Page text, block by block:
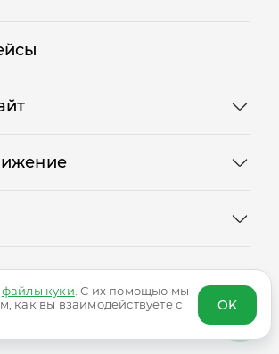
файлы куки . С их помощью мы
как вы взаимодействуете с
OK